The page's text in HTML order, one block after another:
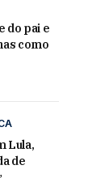
do pai e
como
Lula,
de